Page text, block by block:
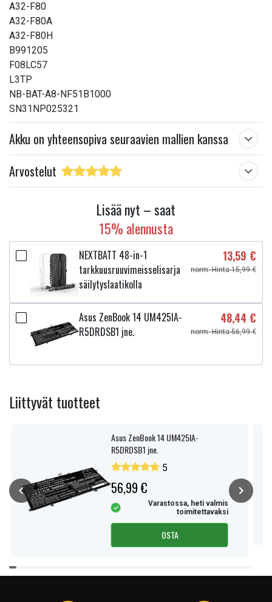
A32-F80
A32-F80A
A32-F80H
B991205
F08LC57
L3TP
NB-BAT-A8-NF51B1000
SN31NP025321
Akku on yhteensopiva seuraavien mallien kanssa
Arvostelut
Lisää nyt – saat
15% alennusta
NEXTBATT 48-in-1
tarkkuusruuvimeisselisarja
säilytyslaatikolla
13,59 €
norm. Hinta 15,99 €
Asus ZenBook 14 UM425IA-
R5DRDSB1 jne.
48,44 €
norm. Hinta 56,99 €
Liittyvät tuotteet
Asus ZenBook 14 UM425IA-
R5DRDSB1 jne.
5
56,99 €
Varastossa, heti valmis
toimitettavaksi
OSTA
Item
1